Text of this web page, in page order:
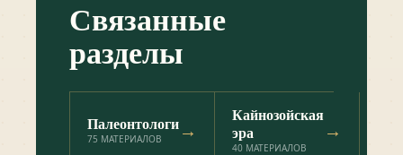
Связанные
разделы
Палеонтологи
75 МАТЕРИАЛОВ →
Кайнозойская
эра
40 МАТЕРИАЛОВ
→